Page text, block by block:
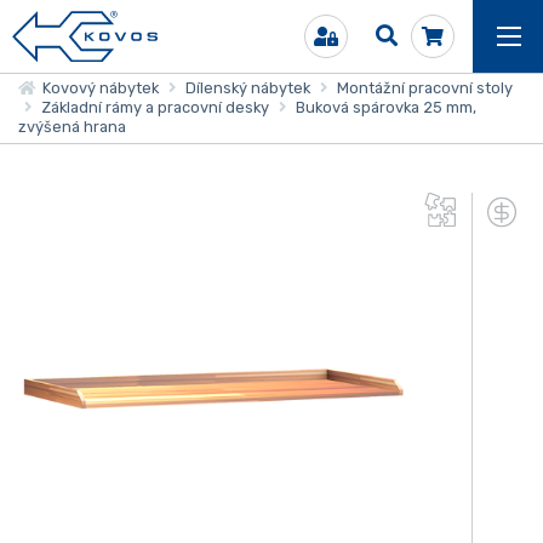
Kovový nábytek Dílenský nábytek
Montážní pracovní stoly
Základní rámy a pracovní desky
Buková spárovka 25 mm,
zvýšená hrana